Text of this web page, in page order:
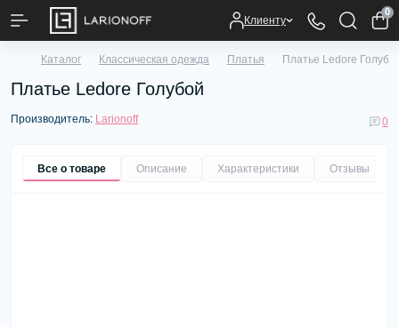
Клиенту
0
Каталог Классическая одежда Платья Платье Ledore
Платье Ledore Голубой
Производитель: Larionoff 0
Все о товаре Описание Характеристики Отзывы